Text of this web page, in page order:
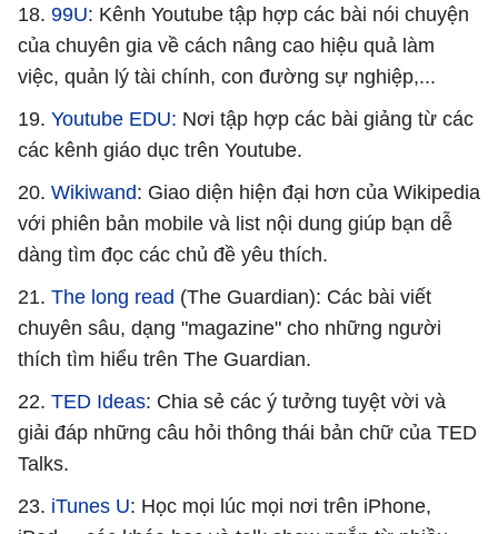
18. 99U: Kênh Youtube tập hợp các bài nói chuyện
của chuyên gia về cách nâng cao hiệu quả làm
việc, quản lý tài chính, con đường sự nghiệp,...
19. Youtube EDU: Nơi tập hợp các bài giảng từ các
các kênh giáo dục trên Youtube.
20. Wikiwand: Giao diện hiện đại hơn của Wikipedia
với phiên bản mobile và list nội dung giúp bạn dễ
dàng tìm đọc các chủ đề yêu thích.
21. The long read (The Guardian): Các bài viết
chuyên sâu, dạng "magazine" cho những người
thích tìm hiểu trên The Guardian.
22. TED Ideas: Chia sẻ các ý tưởng tuyệt vời và
giải đáp những câu hỏi thông thái bản chữ của TED
Talks.
23. iTunes U: Học mọi lúc mọi nơi trên iPhone,